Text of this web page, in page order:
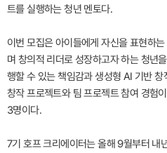
트를 실행하는 청년 멘토다.
이번 모집은 아이들에게 자신을 표현하
며 창의적 리더로 성장하고자 하는 청년
행할 수 있는 책임감과 생성형 AI 기반
창작 프로젝트와 팀 프로젝트 참여 경험
3명이다.
7기 호프 크리에이터는 올해 9월부터 내